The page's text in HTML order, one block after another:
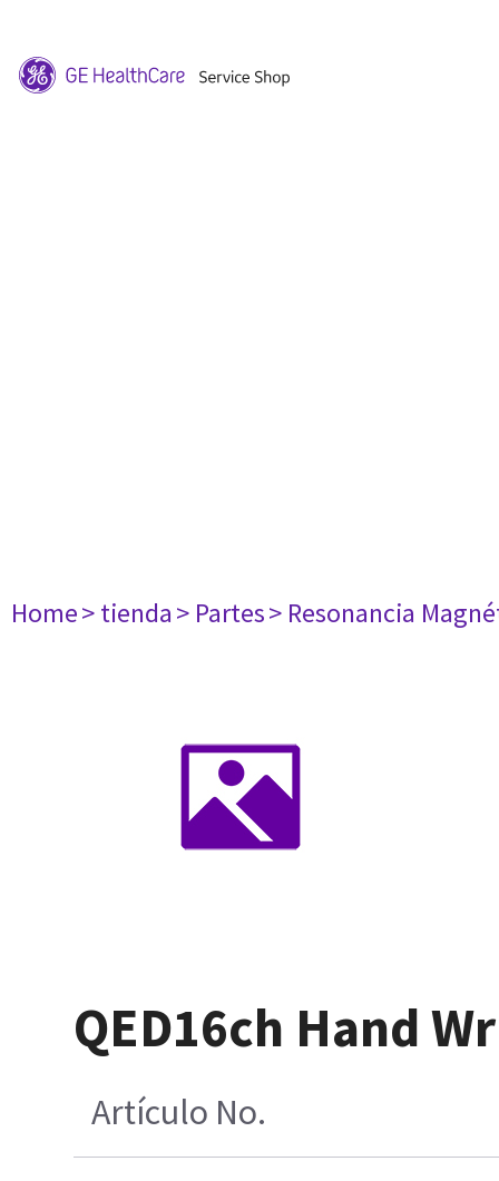
Home> tienda> Partes> Resonancia
QED16ch Hand
Artículo No.